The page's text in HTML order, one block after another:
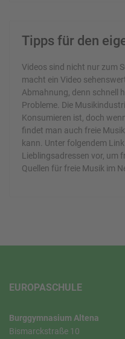
Tipps für den
Videos sind nicht nur zum
macht ein Video
Abmahnung, denn schnell
Probleme. Die
Konsumieren ist, doch
findet man auch freie
kann. Unter folgendem
Lieblingsadressen vor, um
Quellen für freie Musik im
EUROPASCHULE
Burggymnasium Altena
Bismarckstraße 10